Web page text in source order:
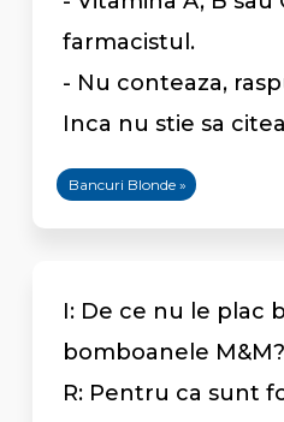
farmacistul.
- Nu conteaza,
Inca nu stie sa
Bancuri Blonde »
I: De ce nu le plac
bomboanele M&M?
R: Pentru ca sunt